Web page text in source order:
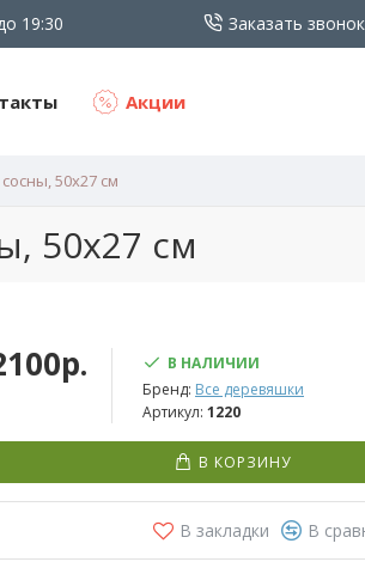
19:30 Заказать звонок
Акции
50х27 см
50х27 см
В НАЛИЧИИ
Бренд: Все деревяшки
Артикул: 1220
В КОРЗИНУ
В закладки В